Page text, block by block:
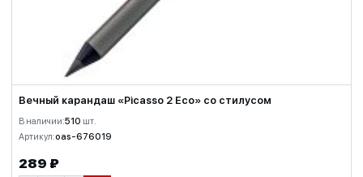
Вечный карандаш «Picasso 2 Eco» со стилусом
В наличии:510 шт.
Артикул:oas-676019
289 ₽